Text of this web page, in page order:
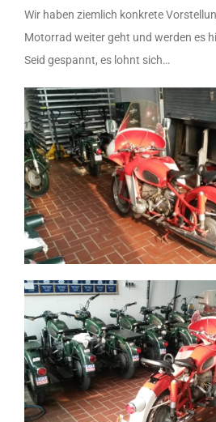
Wir haben ziemlich konkrete
Motorrad weiter geht und werden es
Seid gespannt, es lohnt sich…